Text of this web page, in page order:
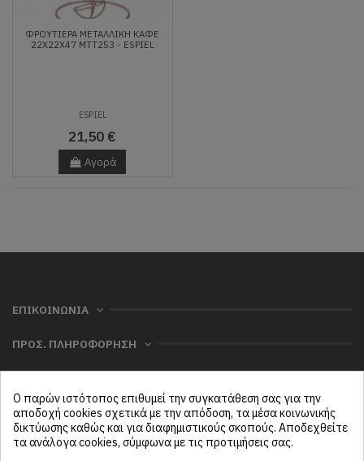
ΦΡΟΥΤΙΈΡΑ ΜΕΤΑΛΛΙΚΉ ΚΑΦΈ
22X22X47 MTT253 - ESPIEL
ESPIEL
21,50 €
Αγορά
ΕΠΙΚΟΙΝΩΝΙΑ
ΠΡΟΣ. ΠΛΗΡΟΦΟΡΗΣΗ
ΜΕΝΟΥ
Follow us
Ο παρών ιστότοπος επιθυμεί την συγκατάθεση σας για την
αποδοχή cookies σχετικά με την απόδοση, τα μέσα κοινωνικής
δικτύωσης καθώς και για διαφημιστικούς σκοπούς. Αποδεχθείτε
τα ανάλογα cookies, σύμφωνα με τις προτιμήσεις σας.